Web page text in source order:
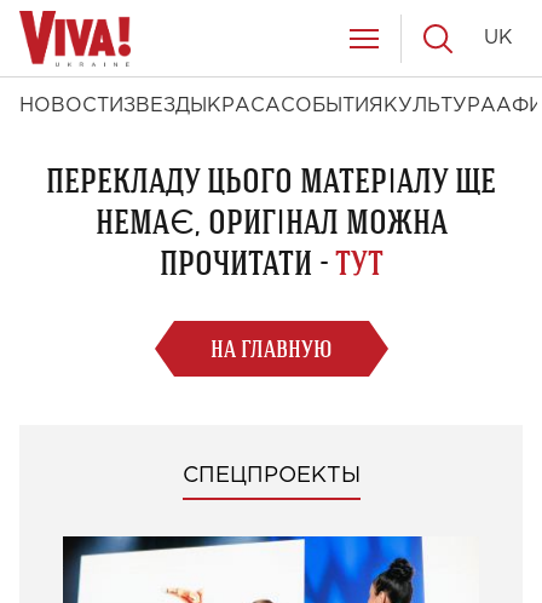
НОВОСТИ ЗВЕЗДЫ КРАСАСОБЫТИЯ КУЛЬТУРА
UK
ПЕРЕКЛАДУ ЦЬОГО МАТЕРІАЛУ ЩЕ
НЕМАЄ, ОРИГІНАЛ МОЖНА
ПРОЧИТАТИ -ТУТ
НА ГЛАВНУЮ
СПЕЦПРОЕКТЫ